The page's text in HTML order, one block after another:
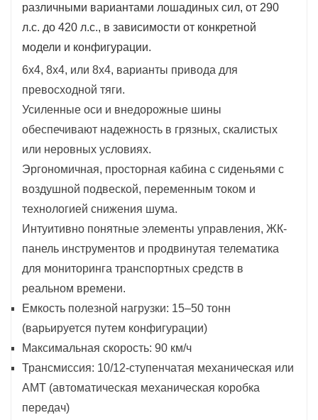
различными вариантами лошадиных сил, от 290
л.с. до 420 л.с., в зависимости от конкретной
модели и конфигурации.
6x4, 8x4, или 8x4, варианты привода для
превосходной тяги.
Усиленные оси и внедорожные шины
обеспечивают надежность в грязных, скалистых
или неровных условиях.
Эргономичная, просторная кабина с сиденьями с
воздушной подвеской, переменным током и
технологией снижения шума.
Интуитивно понятные элементы управления, ЖК-
панель инструментов и продвинутая телематика
для мониторинга транспортных средств в
реальном времени.
Емкость полезной нагрузки: 15–50 тонн
(варьируется путем конфигурации)
Максимальная скорость: 90 км/ч
Трансмиссия: 10/12-ступенчатая механическая или
AMT (автоматическая механическая коробка
передач)